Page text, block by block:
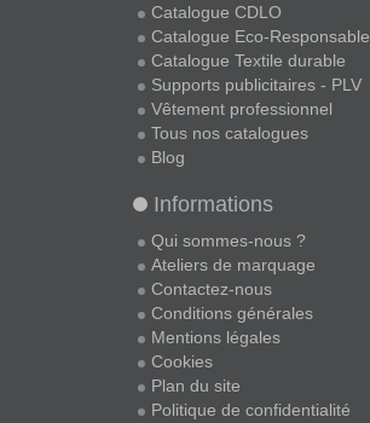
Catalogue CDLO
Catalogue Eco-Responsable
Catalogue Textile durable
Supports publicitaires - PLV
Vêtement professionnel
Tous nos catalogues
Blog
Informations
Qui sommes-nous ?
Ateliers de marquage
Contactez-nous
Conditions générales
Mentions légales
Cookies
Plan du site
Politique de confidentialité